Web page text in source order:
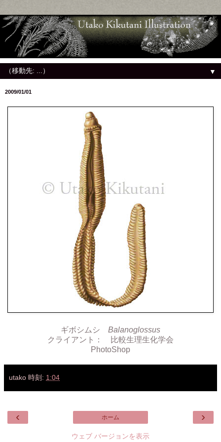
▼
2009/01/01
ギボシムシ Balanoglossus
クライアント： 比較生理生化学会
PhotoShop
utako 時刻: 1:04
‹ ›
ホーム
ウェブ バージョンを表示